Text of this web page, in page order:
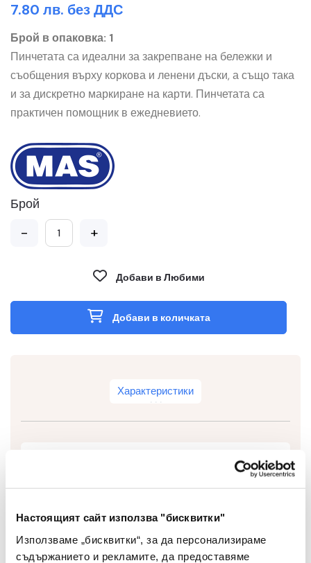
Настоящият сайт използва "бисквитки"
Използваме „бисквитки“, за да персонализираме
съдържанието и рекламите, да предоставяме
7.80 лв. без ДДС
Брой в опаковка: 1
Пинчетата са идеални за закрепване на бележки и
съобщения върху коркова и ленени дъски, а също така
и за дискретно маркиране на карти. Пинчетата са
практичен помощник в ежедневието.
Брой
- +
Добави в Любими
Добави в количката
Характеристики